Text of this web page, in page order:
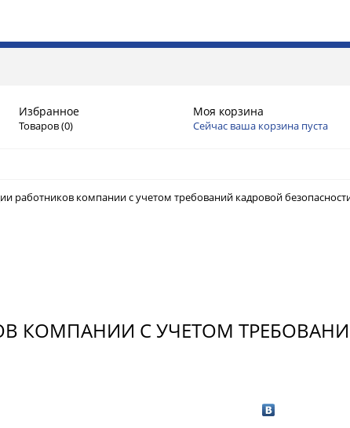
Избранное
Товаров (0)
Моя корзина
Сейчас ваша корзина пуста
работников компании c учетом требований кадровой
КОМПАНИИ C УЧЕТОМ